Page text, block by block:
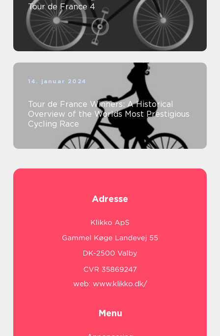
Tour de France 4
14. januar 2024
Tour de France Winners: A Historical
Overview of the Worlds Most Prestigious
Cycling Race
Adresse
web: www.klikko.dk/
Menu